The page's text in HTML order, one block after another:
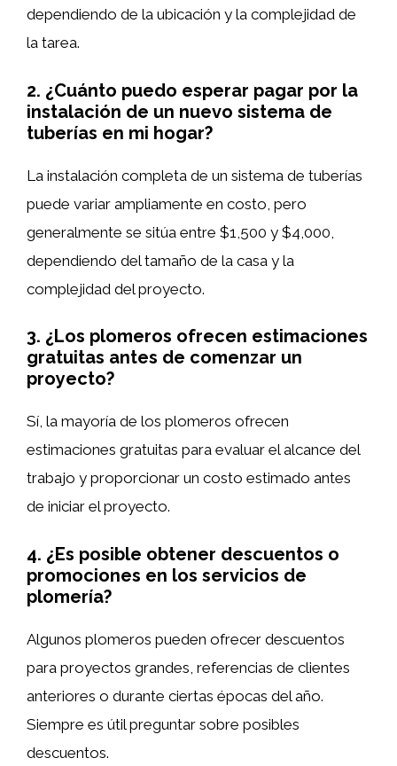
dependiendo de la ubicación y la complejidad de
la tarea.
2. ¿Cuánto puedo esperar pagar por la
instalación de un nuevo sistema de
tuberías en mi hogar?
La instalación completa de un sistema de tuberías
puede variar ampliamente en costo, pero
generalmente se sitúa entre $1,500 y $4,000,
dependiendo del tamaño de la casa y la
complejidad del proyecto.
3. ¿Los plomeros ofrecen estimaciones
gratuitas antes de comenzar un
proyecto?
Sí, la mayoría de los plomeros ofrecen
estimaciones gratuitas para evaluar el alcance del
trabajo y proporcionar un costo estimado antes
de iniciar el proyecto.
4. ¿Es posible obtener descuentos o
promociones en los servicios de
plomería?
Algunos plomeros pueden ofrecer descuentos
para proyectos grandes, referencias de clientes
anteriores o durante ciertas épocas del año.
Siempre es útil preguntar sobre posibles
descuentos.